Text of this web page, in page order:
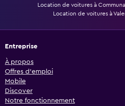
Location de voitures à
Location de voitures à
Entreprise
À propos
Offres d’emploi
Mobile
Discover
Notre fonctionnement